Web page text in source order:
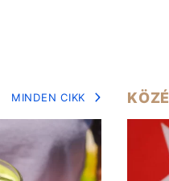
MINDEN CIKK